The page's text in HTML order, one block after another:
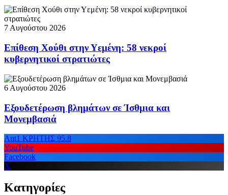
7 Αυγούστου 2026
Επίθεση Χούθι στην Υεμένη: 58 νεκροί
κυβερνητικοί στρατιώτες
6 Αυγούστου 2026
Εξουδετέρωση βλημάτων σε Ίσθμια και
Μονεμβασιά
Ant1 ΚΡΗΤΗΣ 95.8
YouTube
Facebook
X
Κατηγορίες